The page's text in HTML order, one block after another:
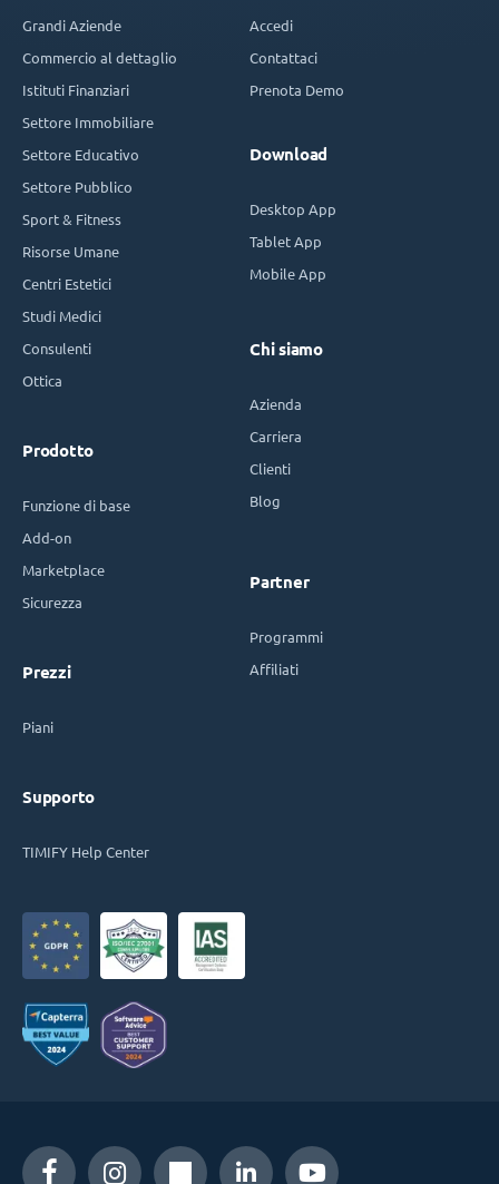
Grandi Aziende
Commercio al dettaglio
Istituti Finanziari
Settore Immobiliare
Settore Educativo
Settore Pubblico
Sport & Fitness
Risorse Umane
Centri Estetici
Studi Medici
Consulenti
Ottica
Prodotto
Funzione di base
Add-on
Marketplace
Sicurezza
Prezzi
Piani
Supporto
TIMIFY Help Center
Accedi
Contattaci
Prenota Demo
Download
Desktop App
Tablet App
Mobile App
Chi siamo
Azienda
Carriera
Clienti
Blog
Partner
Programmi
Affiliati